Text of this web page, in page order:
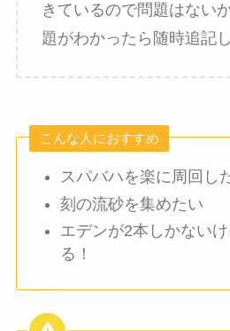
きているので問題はない
題がわかったら随時追記
こんな人におすすめ
スパバハを楽に周回し
刻の流砂を集めたい
エデンが2本しかない
る！